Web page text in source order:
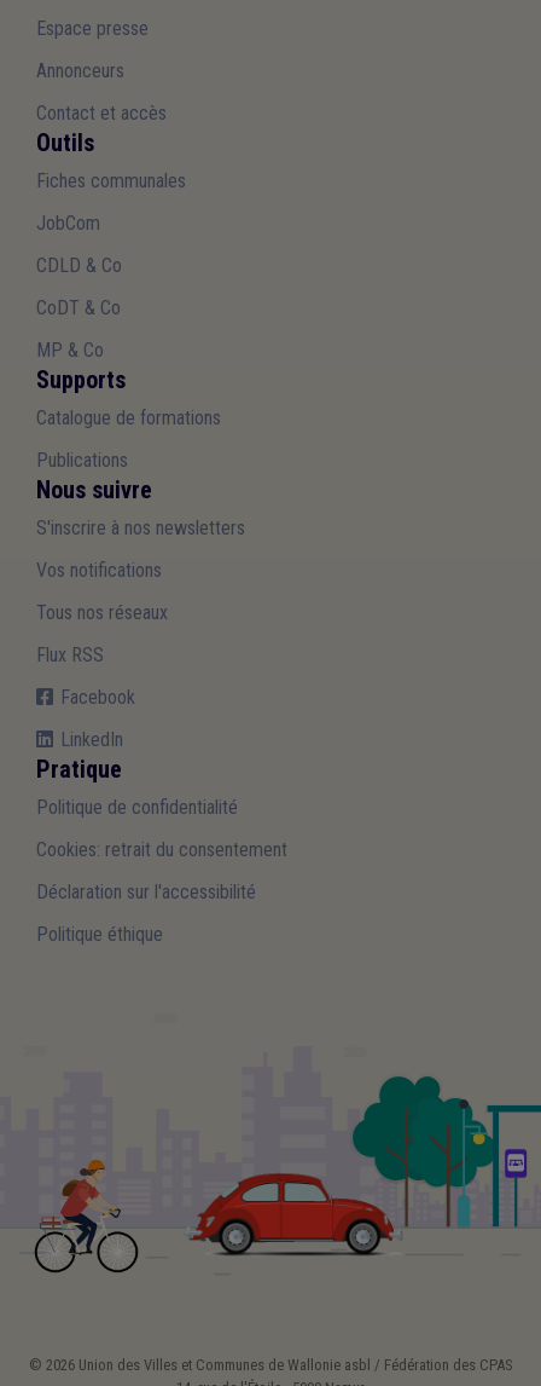
Espace presse
Annonceurs
Contact et accès
Outils
Fiches communales
JobCom
CDLD & Co
CoDT & Co
MP & Co
Supports
Catalogue de formations
Publications
Nous suivre
S'inscrire à nos newsletters
Vos notifications
Tous nos réseaux
Flux RSS
Facebook
LinkedIn
Pratique
Politique de confidentialité
Cookies: retrait du consentement
Déclaration sur l'accessibilité
Politique éthique
© 2026 Union des Villes et Communes de Wallonie asbl / Fédération des CPAS